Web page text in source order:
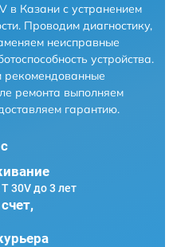
в Казани с устранением
Проводим диагностику,
неисправные
устройства.
рекомендованные
ремонта выполняем
гарантию.
30V до 3 лет